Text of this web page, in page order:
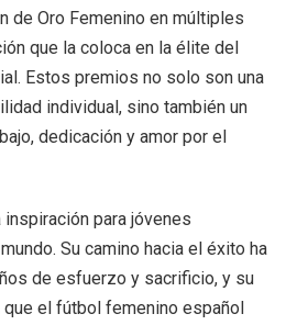
de Oro Femenino en múltiples
que la coloca en la élite del
Estos premios no solo son una
individual, sino también un
dedicación y amor por el
para jóvenes
Su camino hacia el éxito ha
de esfuerzo y sacrificio, y su
el fútbol femenino español